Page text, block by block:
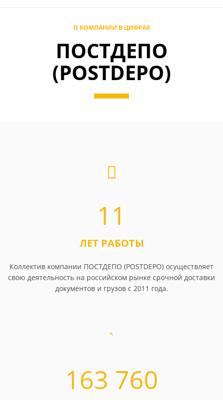
О КОМПАНИИ В ЦИФРАХ
ПОСТДЕПО
(POSTDEPO)
11
ЛЕТ РАБОТЫ
Коллектив компании ПОСТДЕПО (POSTDEPO) осуществляет
свою деятельность на российском рынке срочной доставки
документов и грузов с 2011 года.
163 760